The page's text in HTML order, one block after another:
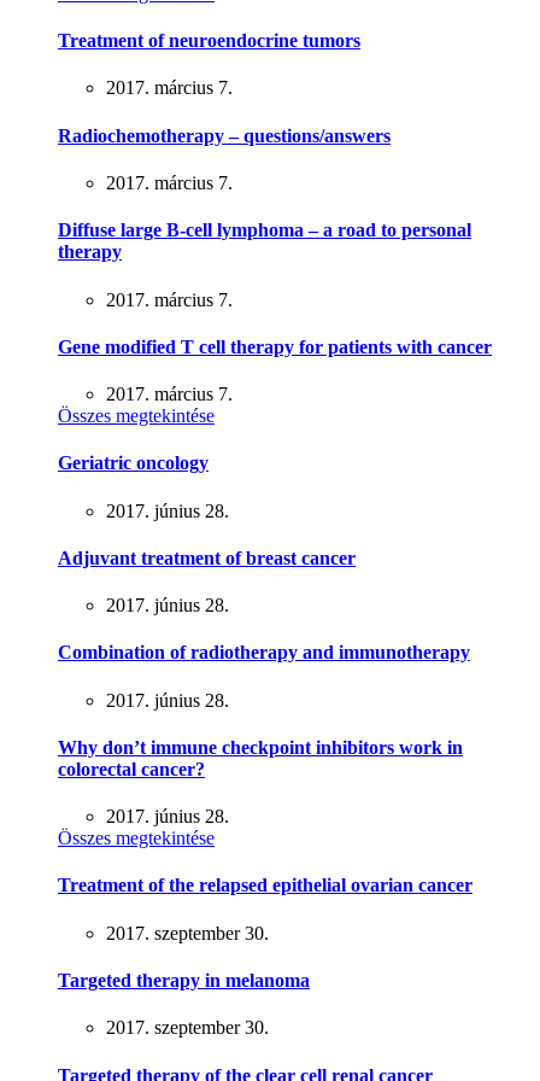
Treatment of neuroendocrine tumors
2017. március 7.
Radiochemotherapy – questions/answers
2017. március 7.
Diffuse large B-cell lymphoma – a road to personal
therapy
2017. március 7.
Gene modified T cell therapy for patients with cancer
2017. március 7.
Összes megtekintése
Geriatric oncology
2017. június 28.
Adjuvant treatment of breast cancer
2017. június 28.
Combination of radiotherapy and immunotherapy
2017. június 28.
Why don’t immune checkpoint inhibitors work in
colorectal cancer?
2017. június 28.
Összes megtekintése
Treatment of the relapsed epithelial ovarian cancer
2017. szeptember 30.
Targeted therapy in melanoma
2017. szeptember 30.
Targeted therapy of the clear cell renal cancer